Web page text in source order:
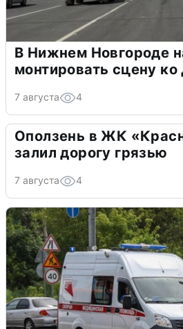
В Нижнем Новгороде
монтировать сцену
7 августа 4
Оползень в ЖК
залил дорогу грязью
7 августа 4